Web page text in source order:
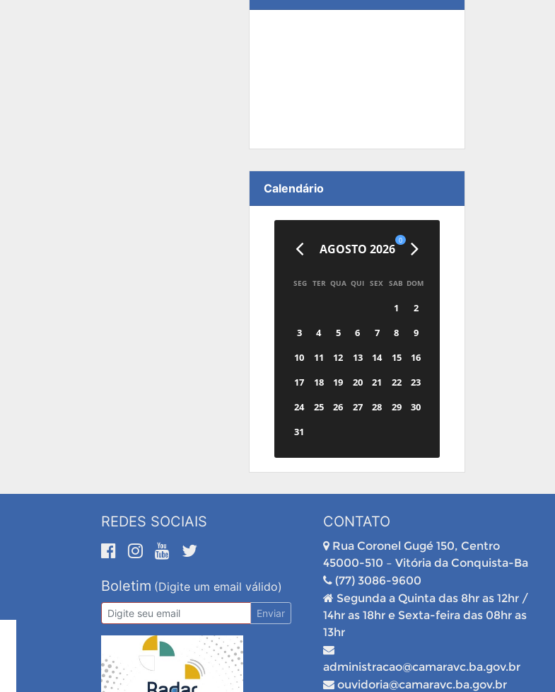
Calendário
AGOSTO 2026
0
SEG TER QUA QUI SEX SAB DOM
1
2
3
4 5 6 7 8
9
10
11 12 13 14 15
16
17
18 19 20 21 22
23
24
25 26 27 28 29
30
31
REDES SOCIAIS
Boletim (Digite um email válido)
Enviar
CONTATO
Rua Coronel Gugé 150, Centro
45000-510 – Vitória da Conquista-Ba
(77) 3086-9600
Segunda a Quinta das 8hr as 12hr /
14hr as 18hr e Sexta-feira das 08hr as
13hr
administracao@camaravc.ba.gov.br
ouvidoria@camaravc.ba.gov.br